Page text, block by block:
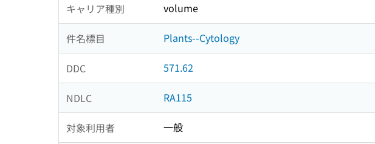
キャリア種別 volume
件名標目 Plants--Cytology
DDC 571.62
NDLC RA115
対象利用者 一般